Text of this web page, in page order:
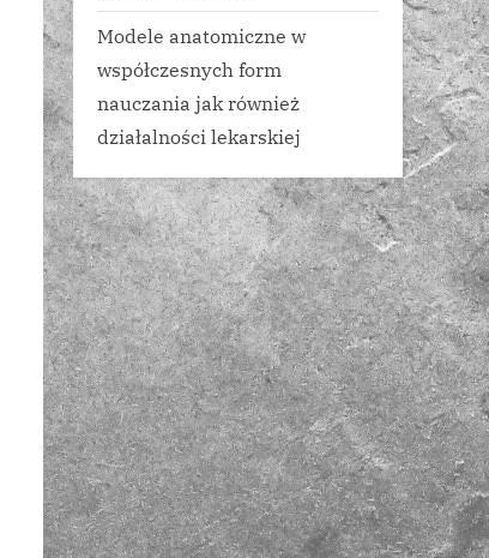
Modele anatomiczne w
współczesnych form
nauczania jak również
działalności lekarskiej